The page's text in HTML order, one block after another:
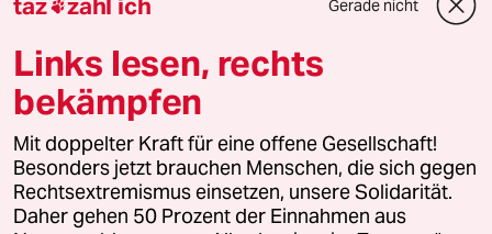
Downloads für Abonnierende
© 2026 taz Verlags und Vertriebs GmbH
Alle Rechte vorbehalten. Bei rechtlichen Fragen oder für Genehmigungen
wenden Sie sich bitte an
lizenzen@taz.de
Feedback Redaktionsstatut Kommune-Richtlinien
 Gerade nicht
Links lesen, rechts
bekämpfen
Mit doppelter Kraft für eine offene Gesellschaft!
Besonders jetzt brauchen Menschen, die sich gegen
Rechtsextremismus einsetzen, unsere Solidarität.
Daher gehen 50 Prozent der Einnahmen aus